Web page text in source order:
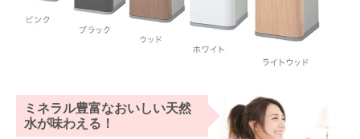
ミネラル豊富なおいしい天然
水が味わえる！